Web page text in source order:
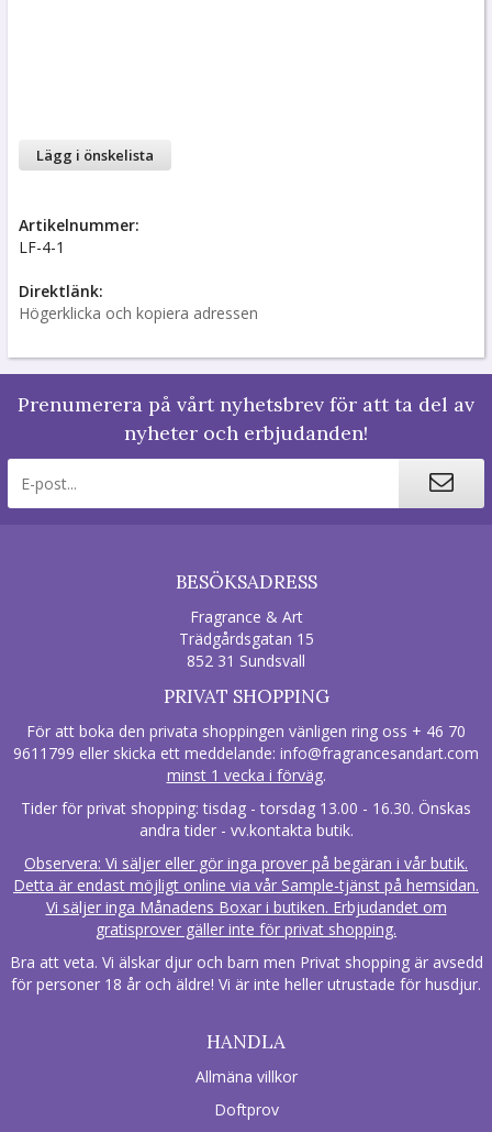
Lägg i önskelista
Artikelnummer:
LF-4-1
Direktlänk:
Högerklicka och kopiera adressen
Prenumerera på vårt nyhetsbrev för att ta del av
nyheter och erbjudanden!
BESÖKSADRESS
Fragrance & Art
Trädgårdsgatan 15
852 31 Sundsvall
PRIVAT SHOPPING
För att boka den privata shoppingen vänligen ring oss + 46 70
9611799 eller skicka ett meddelande: info@fragrancesandart.com
minst 1 vecka i förväg.
Tider för privat shopping: tisdag - torsdag 13.00 - 16.30. Önskas
andra tider - vv.kontakta butik.
Observera: Vi säljer eller gör inga prover på begäran i vår butik.
Detta är endast möjligt online via vår Sample-tjänst på hemsidan.
Vi säljer inga Månadens Boxar i butiken. Erbjudandet om
gratisprover gäller inte för privat shopping.
Bra att veta. Vi älskar djur och barn men Privat shopping är avsedd
för personer 18 år och äldre! Vi är inte heller utrustade för husdjur.
HANDLA
Allmäna villkor
Doftprov